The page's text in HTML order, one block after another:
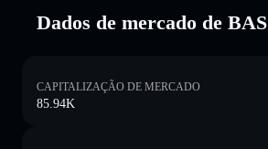
Dados de mercado de
CAPITALIZAÇÃO DE MERCADO
85.94K